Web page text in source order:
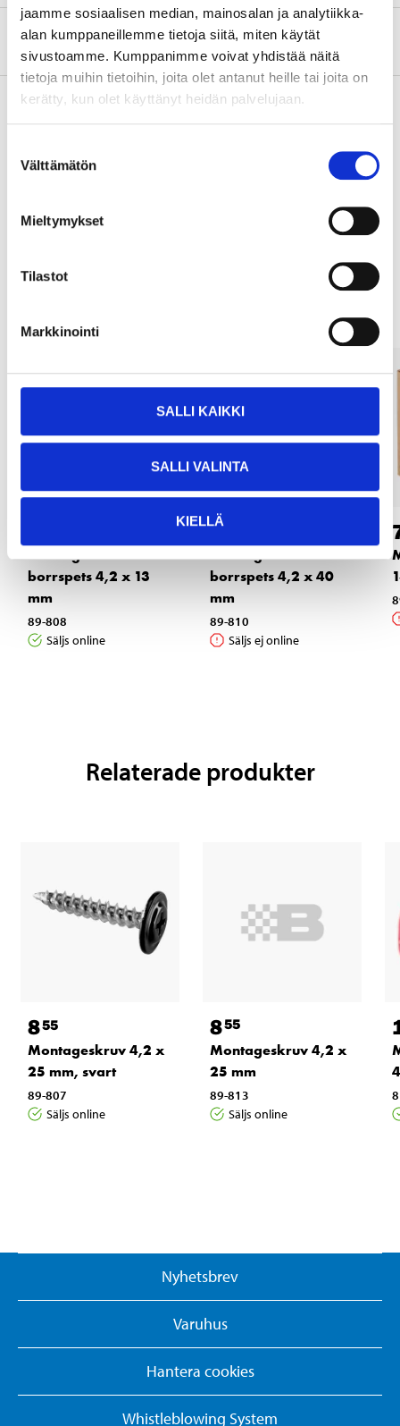
jaamme sosiaalisen median, mainosalan ja analytiikka-
alan kumppaneillemme tietoja siitä, miten käytät
sivustoamme. Kumppanimme voivat yhdistää näitä
tietoja muihin tietoihin, joita olet antanut heille tai joita on
kerätty, kun olet käyttänyt heidän palvelujaan.
valinta
Välttämätön
Mieltymykset
Tilastot
Markkinointi
SALLI KAIKKI
SALLI VALINTA
KIELLÄ
Om tillverkaren
Köp & Hämta i ditt varuhus inom 2 timmar!
Andra kunder köpte också
Montageskruv med
borrspets 4,2 x 13
mm
89-808
Säljs online
9
Montageskruv med
borrspets 4,2 x 40
mm
89-810
Säljs ej online
Relaterade produkter
855
Montageskruv 4,2 x
25 mm, svart
89-807
Säljs online
855
Montageskruv 4,2 x
25 mm
89-813
Säljs online
Nyhetsbrev
Varuhus
Hantera cookies
Whistleblowing System